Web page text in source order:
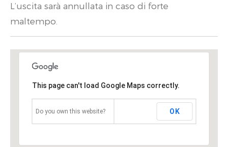
L’uscita sarà annullata in caso di forte
maltempo.
This page can't load Google Maps correctly.
Do you own this website? OK